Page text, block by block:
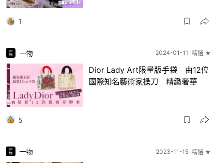
1
一物 2024-01-11 精選 ★
Dior Lady Art限量版手袋 由12位
國際知名藝術家操刀 精緻奢華
5
一物 2023-11-15 精選 ★